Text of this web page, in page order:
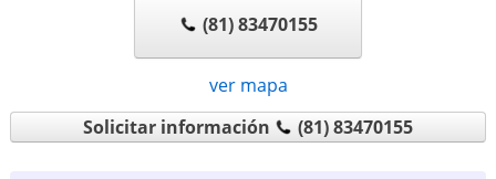
(81) 83470155
ver mapa
Solicitar información
(81) 83470155